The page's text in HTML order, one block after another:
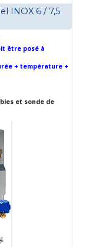
INOX 6 / 7,5
être posé à
+ température +
et sonde de